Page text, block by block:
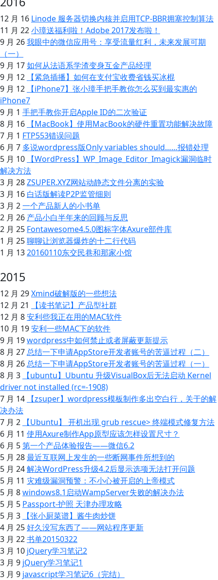
12 月 16 Linode 服务器切换内核并启用TCP-BBR拥塞控制算法
11 月 22小璋送福利啦！Adobe 2017发布啦！
9 月 26我眼中的微信应用号：享受流量红利，未来发展可期
（一）
9 月 17如何从法语系学渣变身互金产品经理
9 月 12
【紧急插播】如何在支付宝收费省钱买冰棍
9 月 12
【iPhone7】张小璋手把手教你怎么买到最实惠的
iPhone7
9 月 1 手把手教你开启Apple ID的二次验证
8 月 16
【MacBook】使用MacBook的硬件重置功能解决故障
7 月 1 FTP553错误问题
6 月 7 多说wordpress版Only variables should……报错处理
5 月 10
【WordPress】WP_Image_Editor_Imagick漏洞临时
解决方法
3 月 28ZSUPER.XYZ网站动静态文件分离的实验
3 月 16 白话版解读P2P监管细则
3 月 2一个产品新人的小书单
2 月 26 产品小白半年来的回顾与反思
2 月 25 Fontawesome4.5.0图标字体Axure部件库
1 月 25聊聊让浏览器爆炸的十二行代码
1 月 1320160110东交民巷和那家小馆
2015
12 月 29Xmind破解版的一些想法
12 月 21
【读书笔记】产品型社群
12 月 8安利些我正在用的MAC软件
10 月 19安利一些MAC下的软件
9 月 19wordpress中如何禁止或者屏蔽更新提示
8 月 27总结一下申请AppStore开发者账号的苦逼过程（二）
8 月 26总结一下申请AppStore开发者账号的苦逼过程（一）
8 月 3
【ubuntu】Ubuntu 升级VisualBox后无法启动 Kernel
driver not installed (rc=-1908)
7 月 14
【zsuper】wordpress模板制作多出空白行，关于 的解
决办法
7 月 2
【Ubuntu】 开机出现 grub rescue> 终端模式修复方法
6 月 11 使用Axure制作App原型应该怎样设置尺寸？
6 月 5第一个产品体验报告——微信6.2
5 月 28最近互联网上发生的一些断网事件所想到的
5 月 24解决WordPress升级4.2后显示选项无法打开问题
5 月 11 灾难级漏洞预警：不小心被开启的上帝模式
5 月 8windows8.1启动WampServer失败的解决办法
5 月 5 Passport-护照 天津办理攻略
5 月 3
【张小厨菜谱】酱牛肉炒饼
4 月 25好久没写东西了——网站程序更新
3 月 22书单20150322
3 月 10 jQuery学习笔记2
3 月 9 jQuery学习笔记1
3 月 9 javascript学习笔记6（完结）